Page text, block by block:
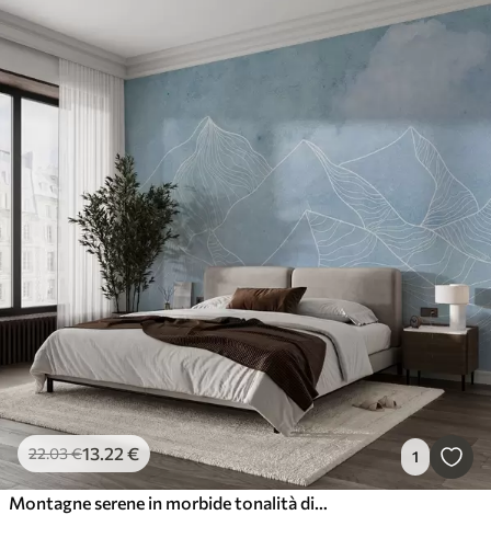
22.03€13.22 € 1
Montagne serene in morbide tonalità di blu